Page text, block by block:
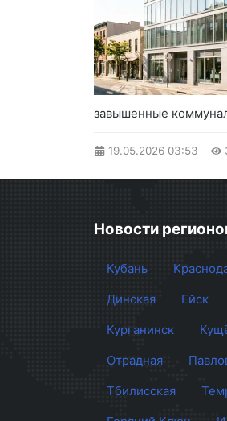
завышенные
19.05.2026 03:53
Новости
Кубань
Динская
Ейск
Курганинск
Отрадная
Тбилисская